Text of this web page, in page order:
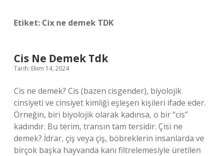
Etiket: Cix ne demek TDK
Cis Ne Demek Tdk
Tarih: Ekim 14, 2024
Cis ne demek? Cis (bazen cisgender), biyolojik
cinsiyeti ve cinsiyet kimliği eşleşen kişileri ifade eder.
Örneğin, biri biyolojik olarak kadınsa, o bir “cis”
kadındır. Bu terim, transın tam tersidir. Çisi ne
demek? İdrar, çiş veya çiş, böbreklerin insanlarda ve
birçok başka hayvanda kanı filtrelemesiyle üretilen